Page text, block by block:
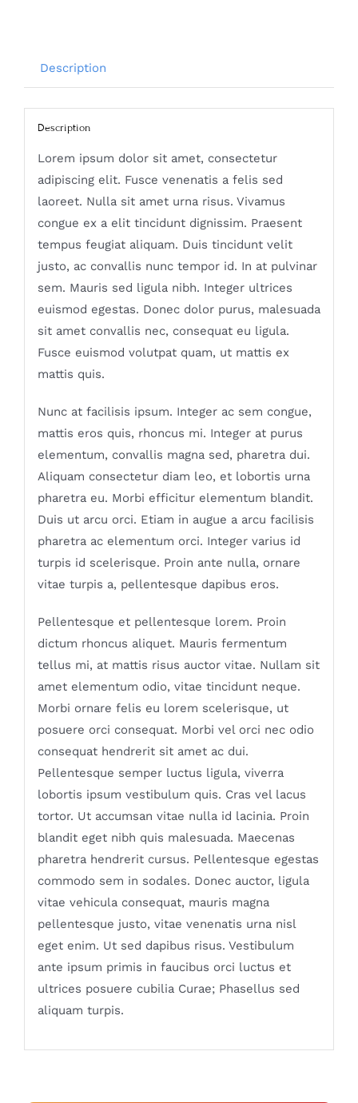
Description
Description
Lorem ipsum dolor sit amet, consectetur
adipiscing elit. Fusce venenatis a felis sed
laoreet. Nulla sit amet urna risus. Vivamus
congue ex a elit tincidunt dignissim. Praesent
tempus feugiat aliquam. Duis tincidunt velit
justo, ac convallis nunc tempor id. In at pulvinar
sem. Mauris sed ligula nibh. Integer ultrices
euismod egestas. Donec dolor purus, malesuada
sit amet convallis nec, consequat eu ligula.
Fusce euismod volutpat quam, ut mattis ex
mattis quis.
Nunc at facilisis ipsum. Integer ac sem congue,
mattis eros quis, rhoncus mi. Integer at purus
elementum, convallis magna sed, pharetra dui.
Aliquam consectetur diam leo, et lobortis urna
pharetra eu. Morbi efficitur elementum blandit.
Duis ut arcu orci. Etiam in augue a arcu facilisis
pharetra ac elementum orci. Integer varius id
turpis id scelerisque. Proin ante nulla, ornare
vitae turpis a, pellentesque dapibus eros.
Pellentesque et pellentesque lorem. Proin
dictum rhoncus aliquet. Mauris fermentum
tellus mi, at mattis risus auctor vitae. Nullam sit
amet elementum odio, vitae tincidunt neque.
Morbi ornare felis eu lorem scelerisque, ut
posuere orci consequat. Morbi vel orci nec odio
consequat hendrerit sit amet ac dui.
Pellentesque semper luctus ligula, viverra
lobortis ipsum vestibulum quis. Cras vel lacus
tortor. Ut accumsan vitae nulla id lacinia. Proin
blandit eget nibh quis malesuada. Maecenas
pharetra hendrerit cursus. Pellentesque egestas
commodo sem in sodales. Donec auctor, ligula
vitae vehicula consequat, mauris magna
pellentesque justo, vitae venenatis urna nisl
eget enim. Ut sed dapibus risus. Vestibulum
ante ipsum primis in faucibus orci luctus et
ultrices posuere cubilia Curae; Phasellus sed
aliquam turpis.